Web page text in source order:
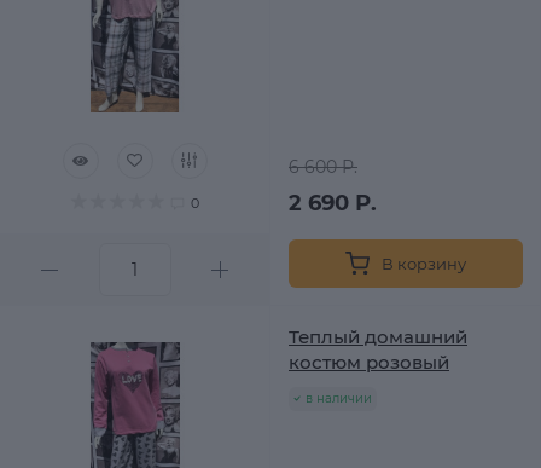
0
6 600 Р.
2 690 Р.
В корзину
Теплый домашний
костюм розовый
в наличии